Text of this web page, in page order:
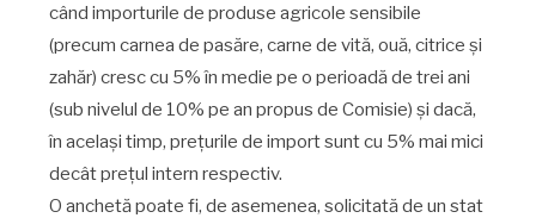
când importurile de produse agricole sensibile
(precum carnea de pasăre, carne de vită, ouă, citrice și
zahăr) cresc cu 5% în medie pe o perioadă de trei ani
(sub nivelul de 10% pe an propus de Comisie) și dacă,
în același timp, prețurile de import sunt cu 5% mai mici
decât prețul intern respectiv.
O anchetă poate fi, de asemenea, solicitată de un stat